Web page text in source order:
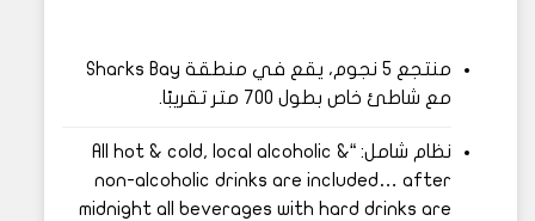
منتجع 5 نجوم، يقع في منطقة Sharks Bay
مع شاطئ خاص بطول 700 متر تقريبًا.
نظام شامل: “All hot & cold, local alcoholic &
non-alcoholic drinks are included… after
midnight all beverages with hard drinks are